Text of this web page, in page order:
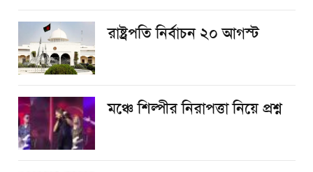
রাষ্ট্রপতি নির্বাচন ২০ আগস্ট
​মঞ্চে শিল্পীর নিরাপত্তা নিয়ে প্রশ্ন